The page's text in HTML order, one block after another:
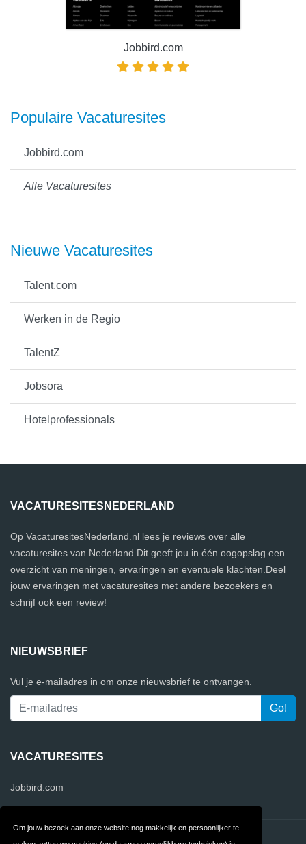
Om jouw bezoek aan onze website nog makkelijk en persoonlijker te
Jobbird.com
Populaire Vacaturesites
Jobbird.com
Alle Vacaturesites
Nieuwe Vacaturesites
Talent.com
Werken in de Regio
TalentZ
Jobsora
Hotelprofessionals
VACATURESITESNEDERLAND
Op VacaturesitesNederland.nl lees je reviews over alle
vacaturesites van Nederland.Dit geeft jou in één oogopslag een
overzicht van meningen, ervaringen en eventuele klachten.Deel
jouw ervaringen met vacaturesites met andere bezoekers en
schrijf ook een review!
NIEUWSBRIEF
Vul je e-mailadres in om onze nieuwsbrief te ontvangen.
VACATURESITES
Jobbird.com
Contact Privacy